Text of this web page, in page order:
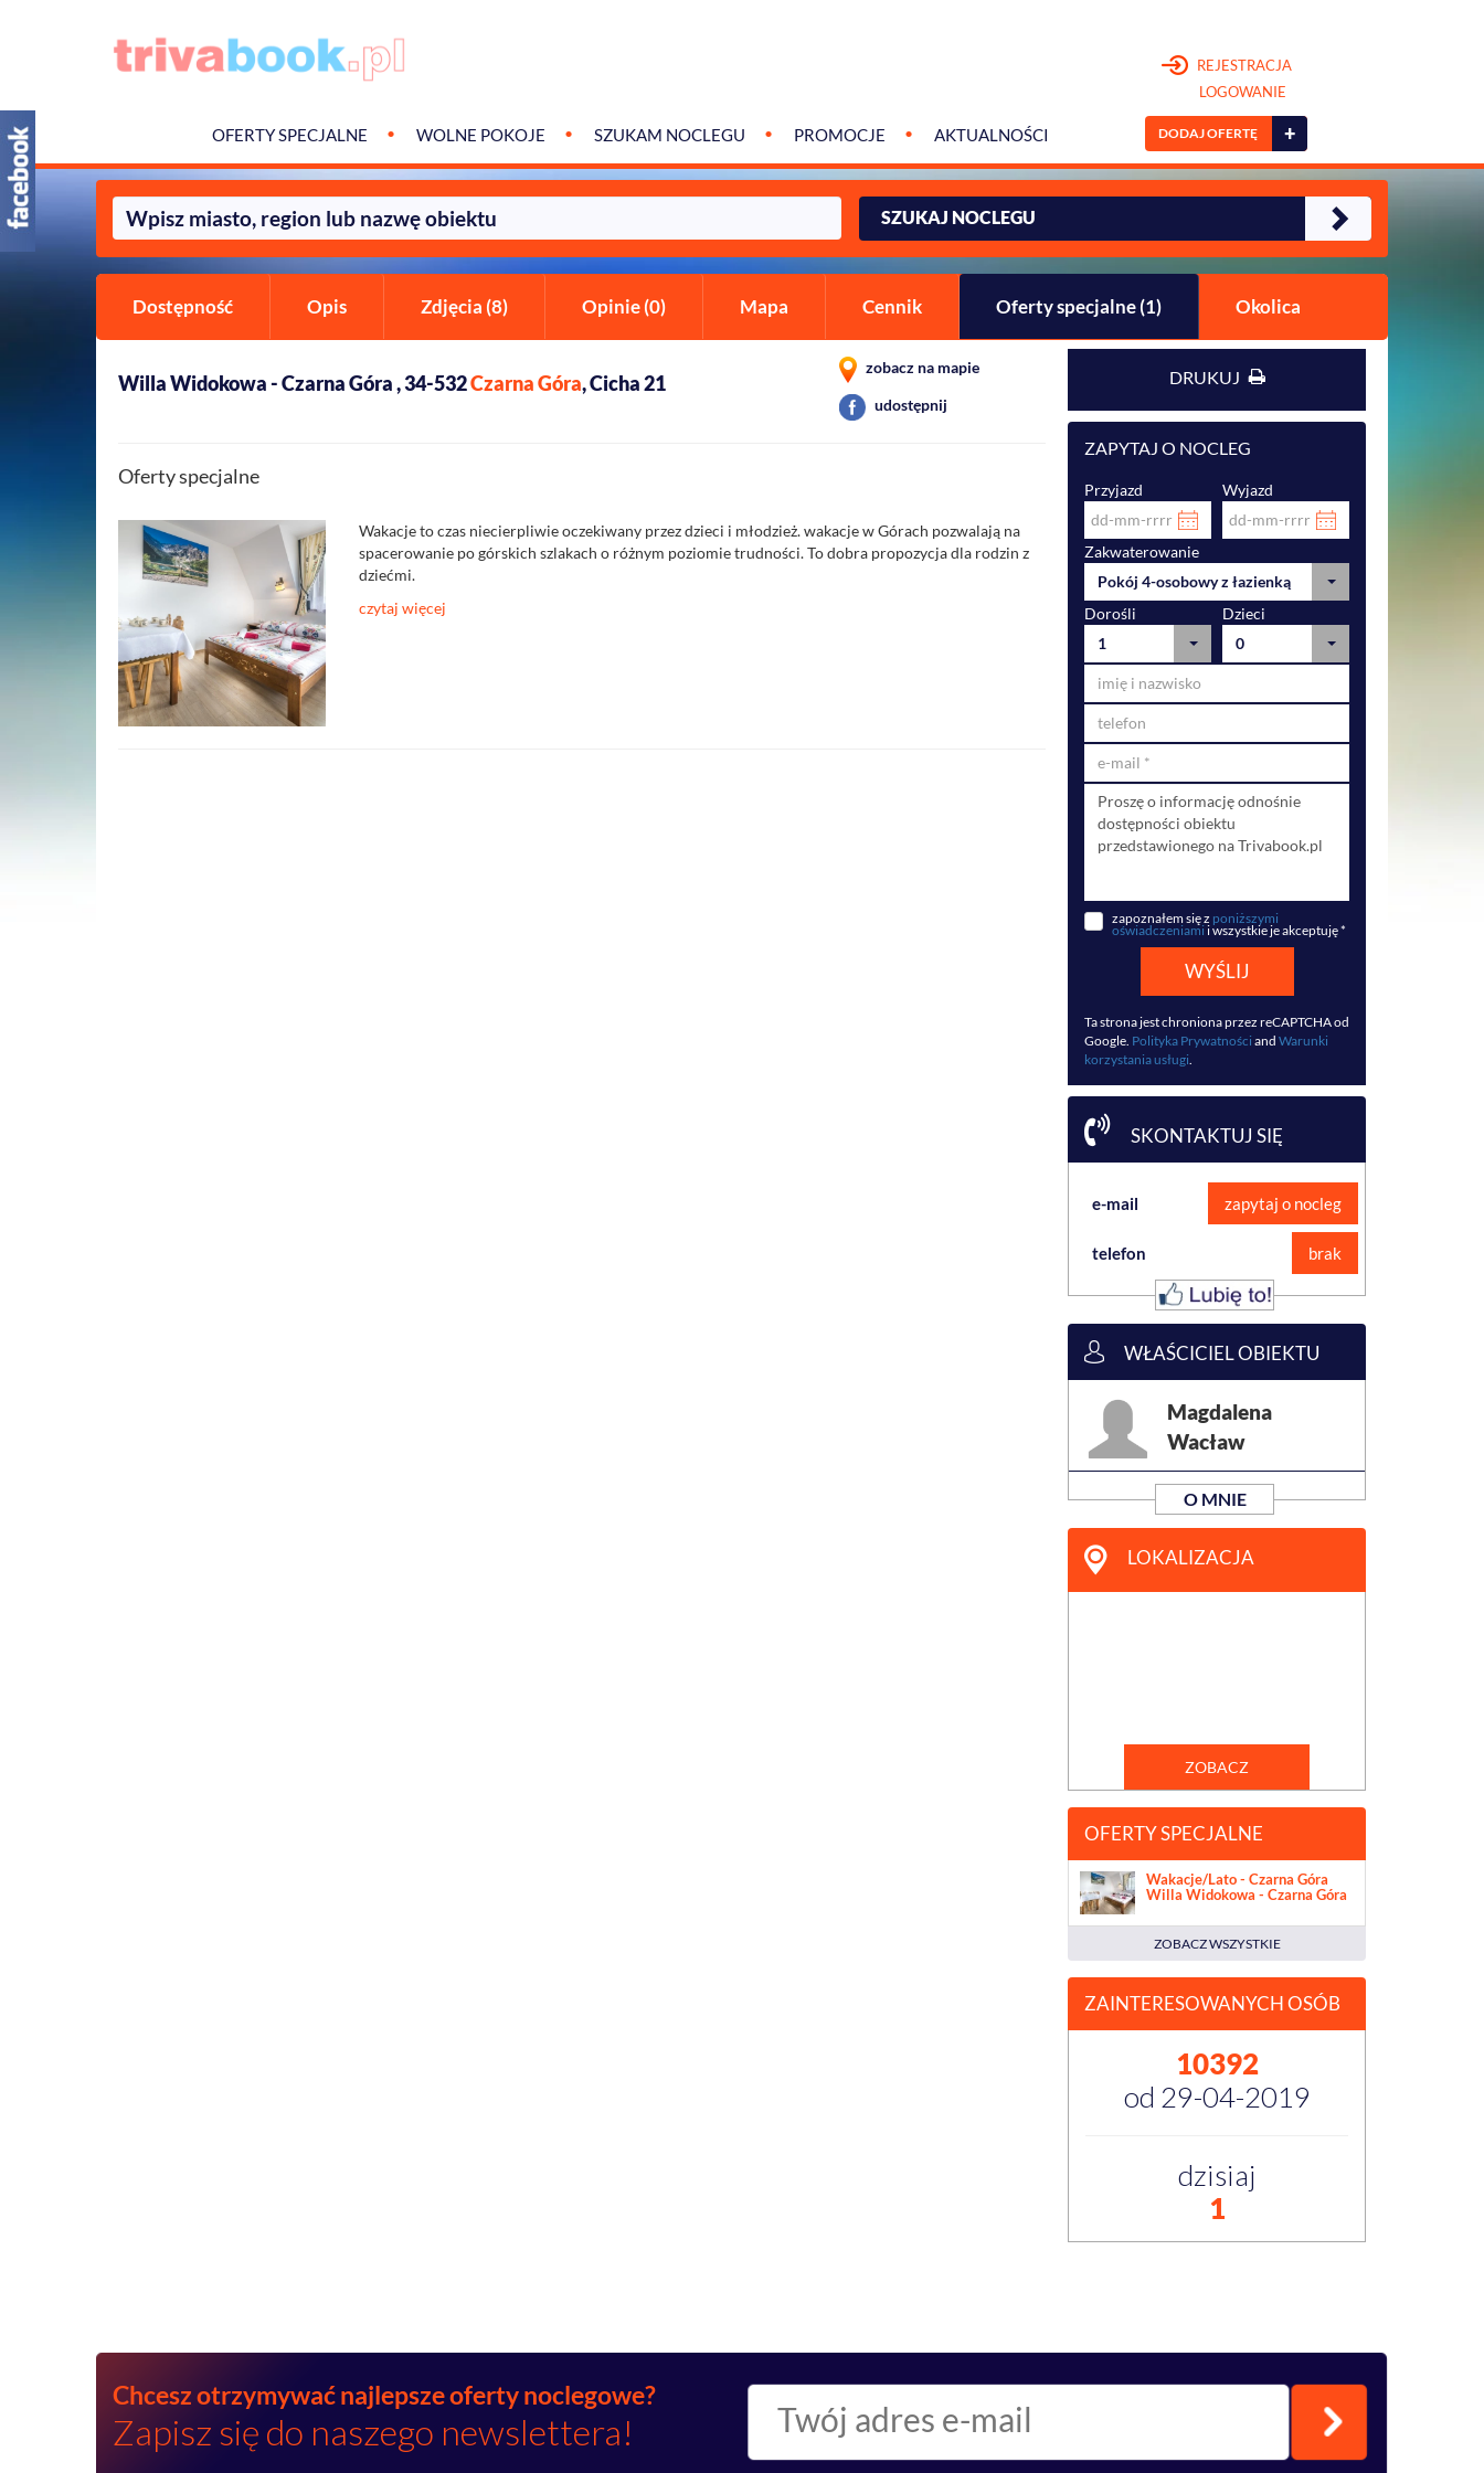
OFERTY SPECJALNE WOLNE POKOJE SZUKAM NOCLEGU PROMOCJE AKTUALNOŚCI
REJESTRACJA
LOGOWANIE
DODAJ OFERTĘ +
SZUKAJ NOCLEGU
Dostępność Opis Zdjęcia (8) Opinie (0) Mapa Cennik Oferty specjalne (1) Okolica
Willa Widokowa - Czarna Góra , 34-532Czarna Góra, Cicha 21
zobacz na mapie
udostępnij
Oferty specjalne
Wakacje to czas niecierpliwie oczekiwany przez dzieci i młodzież. wakacje w Górach pozwalają na
spacerowanie po górskich szlakach o różnym poziomie trudności. To dobra propozycja dla rodzin z
dziećmi.
czytaj więcej
DRUKUJ
ZAPYTAJ O NOCLEG
Przyjazd Wyjazd
Zakwaterowanie
Pokój 4-osobowy z łazienką
Dorośli
1
Dzieci
0
zapoznałem się z poniższymi
oświadczeniami i wszystkie je akceptuję *
WYŚLIJ
Ta strona jest chroniona przez reCAPTCHA od
Google. Polityka Prywatności and Warunki
korzystania usługi
SKONTAKTUJ SIĘ
e-mail zapytaj o nocleg
telefon brak
WŁAŚCICIEL OBIEKTU
Magdalena
Wacław
O MNIE
LOKALIZACJA
ZOBACZ
OFERTY SPECJALNE
Wakacje/Lato - Czarna Góra
Willa Widokowa - Czarna Góra
ZOBACZ WSZYSTKIE
ZAINTERESOWANYCH OSÓB
10392
od 29-04-2019
dzisiaj
1
Chcesz otrzymywać najlepsze oferty noclegowe?
Zapisz się do naszego newslettera!